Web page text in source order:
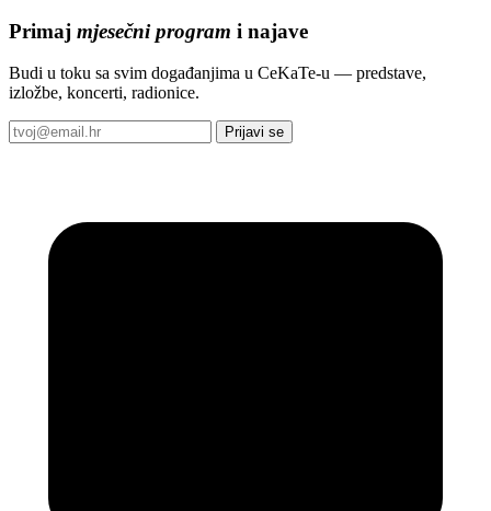
Primaj mjesečni program i najave
Budi u toku sa svim događanjima u CeKaTe-u — predstave,
izložbe, koncerti, radionice.
Prijavi se